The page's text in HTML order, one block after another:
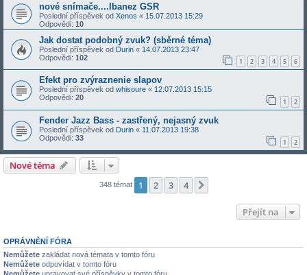
nové snímače....Ibanez GSR
Poslední příspěvek od Xenos « 15.07.2013 15:29
Odpovědi: 10
Jak dostat podobný zvuk? (sběrné téma)
Poslední příspěvek od Durin « 14.07.2013 23:47
Odpovědi: 102 1 2 3 4 5 6
Efekt pro zvýraznenie slapov
Poslední příspěvek od whisoure « 12.07.2013 15:15
Odpovědi: 20 1 2
Fender Jazz Bass - zastřený, nejasný zvuk
Poslední příspěvek od Durin « 11.07.2013 19:38
Odpovědi: 33 1 2
Nové téma
348 témat 1 2 3 4
Přejít na
OPRÁVNĚNÍ FÓRA
Nemůžete zakládat nová témata v tomto fóru
Nemůžete odpovídat v tomto fóru